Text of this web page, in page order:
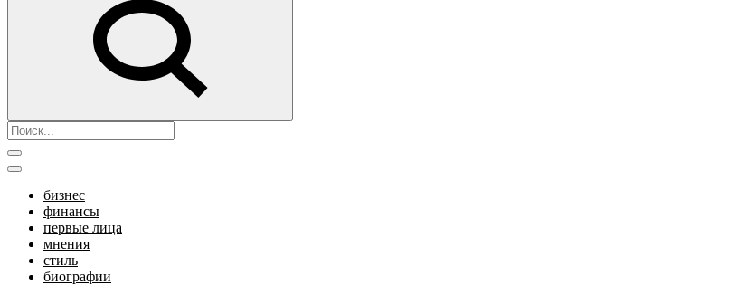
бизнес
финансы
первые лица
мнения
стиль
биографии